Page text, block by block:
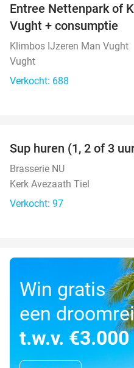
Entree Nettenpark of
Vught + consumptie
Klimbos IJzeren Man Vught
Vught
Verkocht: 688
Sup huren (1, 2 of 3
Brasserie NU
Kerk Avezaath Tiel
Verkocht: 97
Win gratis
een
t.w.v. €3.000